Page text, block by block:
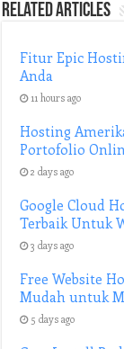
Related Articles
Fitur Epic
Anda
11 hours ago
Hosting
Portofolio
2 days ago
Google Cloud
Terbaik Untuk
3 days ago
Free Website
Mudah untuk
5 days ago